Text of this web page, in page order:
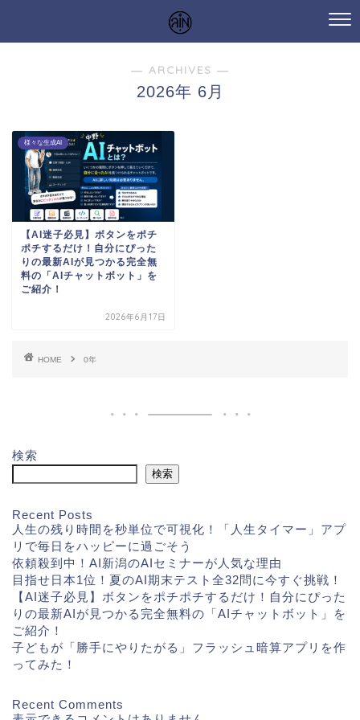
― ARCHIVES ―
2026年 6月
様々な生成AI
【AI迷子必見】ボタンをポチ
ポチするだけ！自分にぴった
りの最新AIが見つかる完全無
料の「AIチャットボット」を
ご紹介！
2026年6月17日
HOME 0年
検索
検索
Recent Posts
人生の残り時間を秒単位で可視化！「人生タイマー」アプ
リで毎日をハッピーに過ごそう
依頼殺到中！AI新潟のAIセミナーが人気な理由
目指せ日本1位！夏のAI期末テスト全32問に今すぐ挑戦！
【AI迷子必見】ボタンをポチポチするだけ！自分にぴった
りの最新AIが見つかる完全無料の「AIチャットボット」を
ご紹介！
子どもが「勝手にやりたがる」フラッシュ暗算アプリを作
ってみた！
Recent Comments